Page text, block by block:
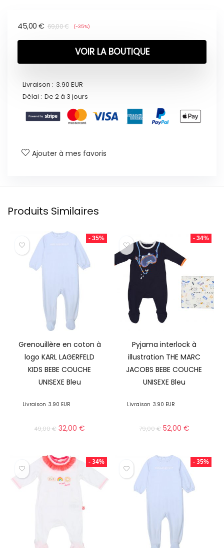
69,00€
45,00 € (-35%)
VOIR LA BOUTIQUE
Livraison : 3.90 EUR
Délai : De 2 à 3 jours
Ajouter à mes favoris
Produits Similaires
- 35%
Grenouillère en coton à
logo KARL LAGERFELD
KIDS BEBE COUCHE
UNISEXE Bleu
Livraison 3.90 EUR
49,00€ 32,00€
- 34%
Pyjama interlock à
illustration THE MARC
JACOBS BEBE COUCHE
UNISEXE Bleu
Livraison 3.90 EUR
79,00€ 52,00 €
- 34% - 35%